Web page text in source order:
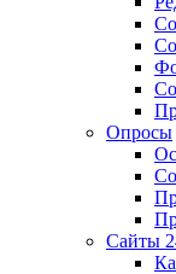
Опросы
Сайты